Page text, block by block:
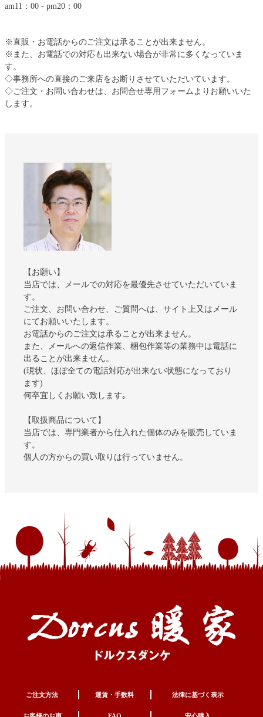
am11：00 - pm20：00
※直販・お電話からのご注文は承ることが出来ません。
※また、お電話での対応も出来ない場合が非常に多くなっていま
す。
◇事務所への直接のご来店をお断りさせていただいています。
◇ご注文・お問い合わせは、お問合せ専用フォームよりお願いいた
します。
【お願い】
当店では、メールでの対応を最優先させていただいていま
す。
ご注文、お問い合わせ、ご質問へは、サイト上又はメール
にてお願いいたします。
お電話からのご注文は承ることが出来ません。
また、メールへの返信作業、梱包作業等の業務中は電話に
出ることが出来ません。
(現状、ほぼ全ての電話対応が出来ない状態になっており
ます)
何卒宜しくお願い致します｡
【取扱商品について】
当店では、専門業者から仕入れた個体のみを販売していま
す。
個人の方からの買い取りは行っていません。
ご注文方法 運賃・手数料 法律に基づく表示